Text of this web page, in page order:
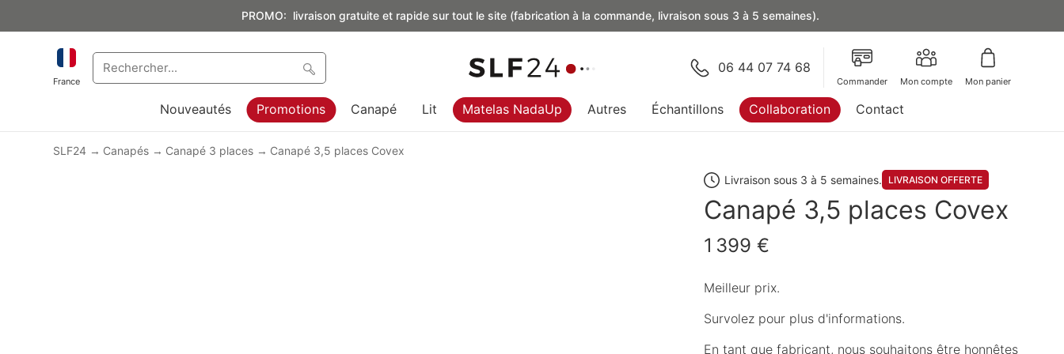
PROMO: livraison gratuite et rapide sur tout le site (fabrication à la commande, livraison sous 3 à 5 semaines).
France
06 44 07 74 68
Commander Mon compte Mon panier
Nouveautés Promotions Canapé Lit Matelas NadaUp Autres Échantillons Collaboration Contact
SLF24 Canapés Canapé 3 places Canapé 3,5 places Covex
Livraison sous 3 à 5 semaines. LIVRAISON OFFERTE
Canapé 3,5 places Covex
1 399 €
Meilleur prix.
Survolez pour plus d'informations.
En tant que fabricant, nous souhaitons être honnêtes